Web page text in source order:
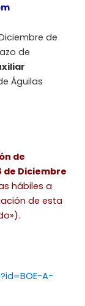
de
de
Águilas
de
Diciembre
hábiles a
de esta
A-